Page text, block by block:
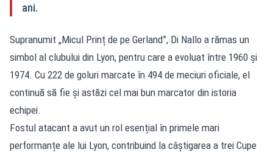
ani.
Supranumit „Micul Prinț de pe Gerland”, Di Nallo a rămas un
simbol al clubului din Lyon, pentru care a evoluat între 1960 și
1974. Cu 222 de goluri marcate în 494 de meciuri oficiale, el
continuă să fie și astăzi cel mai bun marcator din istoria
echipei.
Fostul atacant a avut un rol esențial în primele mari
performanțe ale lui Lyon, contribuind la câștigarea a trei Cupe